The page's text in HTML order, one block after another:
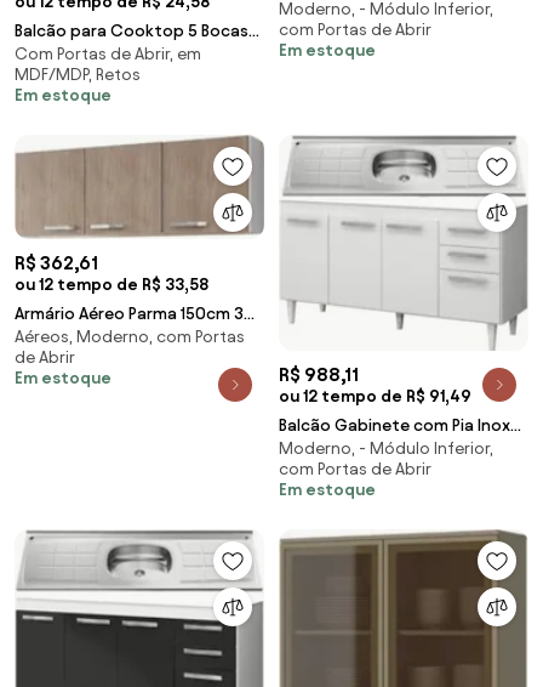
Balcão para Cooktop 5 Bocas
Catarina 2 Portas
Castanho/Avelã - AJL Móv
Com Portas de Abrir, em
MDF/MDP, Retos
Em estoque
Pia Inox 120cm 3 Portas
Branco/Castanho - L
Moderno, - Módulo Inferior,
com Portas de Abrir
Em estoque
R$ 362,61
ou 12 tempo de R$ 33,58
Armário Aéreo Parma 150cm 3
Portas Branco/Castanho -
Lumil Móveis
Aéreos, Moderno, com Portas
de Abrir
Em estoque
R$ 988,11
ou 12 tempo de R$ 91,49
Balcão Gabinete com Pia Inox
150cm Lisboa Branco - Lumil
Móveis
Moderno, - Módulo Inferior,
com Portas de Abrir
Em estoque